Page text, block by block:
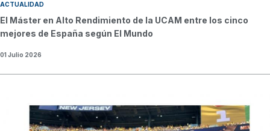
ACTUALIDAD
El Máster en Alto Rendimiento de la UCAM entre los cinco
mejores de España según El Mundo
01 Julio 2026